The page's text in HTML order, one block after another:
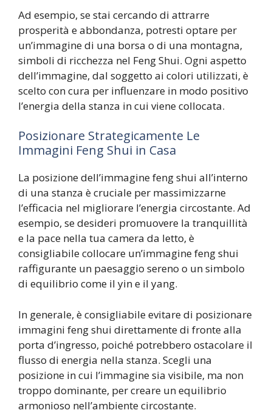
Ad esempio, se stai cercando di attrarre
prosperità e abbondanza, potresti optare per
un’immagine di una borsa o di una montagna,
simboli di ricchezza nel Feng Shui. Ogni aspetto
dell’immagine, dal soggetto ai colori utilizzati, è
scelto con cura per influenzare in modo positivo
l’energia della stanza in cui viene collocata.
Posizionare Strategicamente Le
Immagini Feng Shui in Casa
La posizione dell’immagine feng shui all’interno
di una stanza è cruciale per massimizzarne
l’efficacia nel migliorare l’energia circostante. Ad
esempio, se desideri promuovere la tranquillità
e la pace nella tua camera da letto, è
consigliabile collocare un’immagine feng shui
raffigurante un paesaggio sereno o un simbolo
di equilibrio come il yin e il yang.
In generale, è consigliabile evitare di posizionare
immagini feng shui direttamente di fronte alla
porta d’ingresso, poiché potrebbero ostacolare il
flusso di energia nella stanza. Scegli una
posizione in cui l’immagine sia visibile, ma non
troppo dominante, per creare un equilibrio
armonioso nell’ambiente circostante.